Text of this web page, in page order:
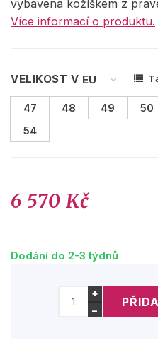
vybavena kožíškem z
Více informací o produktu.
VELIKOST V
47 48 49 50
54
6 570 Kč
Dodání do 2-3 týdnů
+
−